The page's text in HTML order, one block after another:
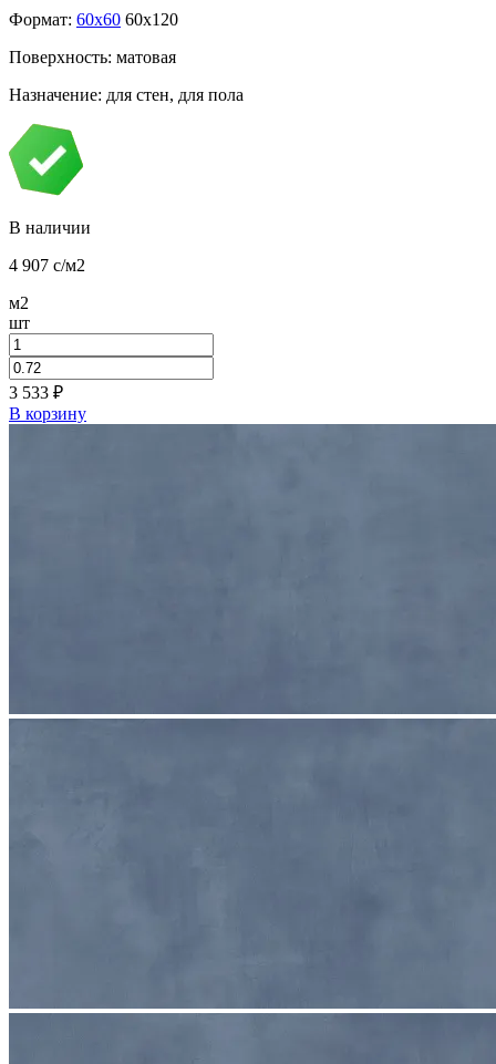
Формат: 60x60 60x120
Поверхность: матовая
Назначение: для стен, для пола
В наличии
4 907 c/м2
м2
шт
3 533 ₽
В корзину